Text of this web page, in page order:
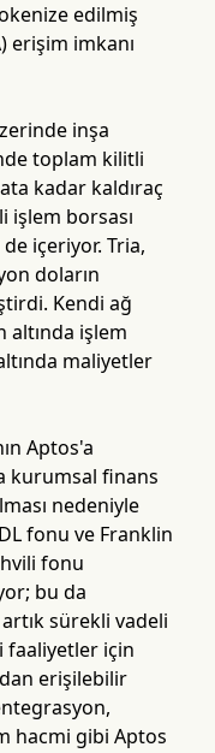
edilmiş
erişim imkanı
inşa
toplam kilitli
kadar kaldıraç
işlem borsası
içeriyor. Tria,
doların
Kendi ağ
altında işlem
maliyetler
Aptos'a
kurumsal finans
nedeniyle
fonu ve Franklin
fonu
bu da
sürekli vadeli
faaliyetler için
erişilebilir
hacmi gibi Aptos